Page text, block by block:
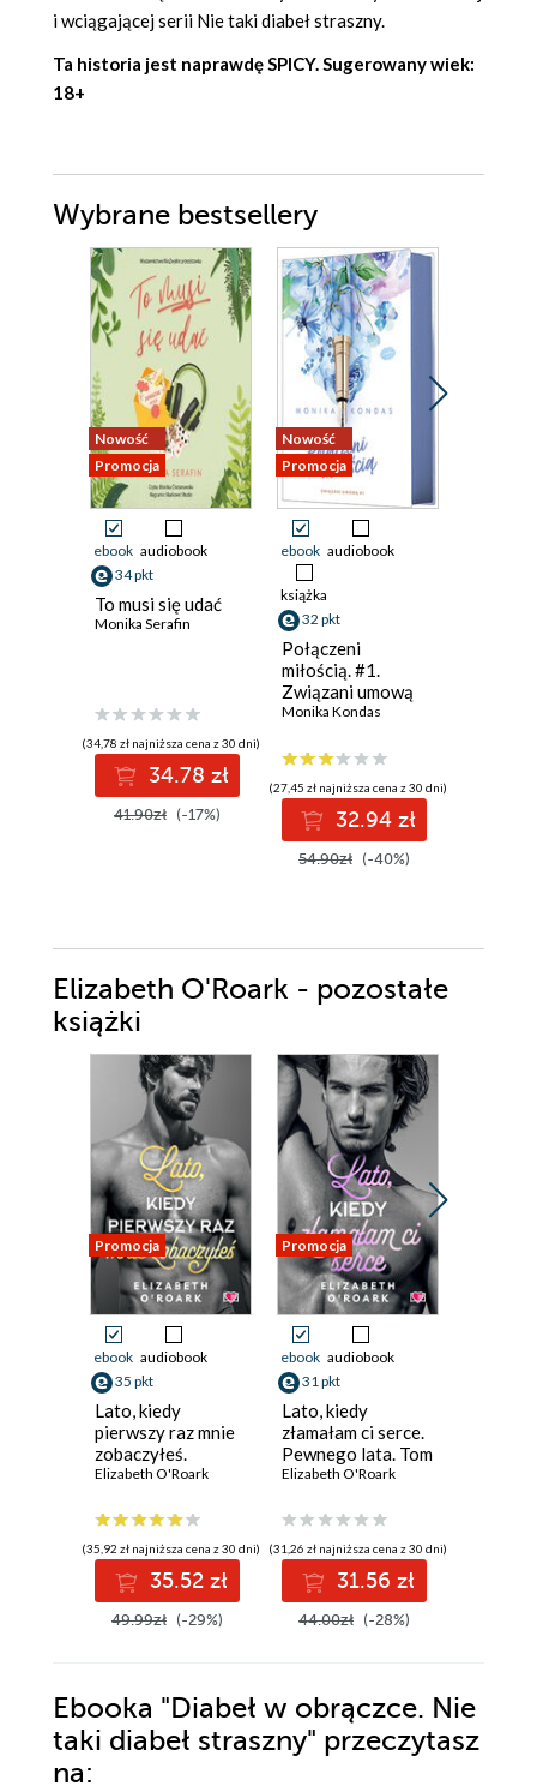
i wciągającej serii Nie taki diabeł straszny.
Ta historia jest naprawdę SPICY. Sugerowany wiek:
18+
Wybrane bestsellery
Nowość
Promocja
ebook audiobook
34 pkt
To musi się udać
Monika Serafin
(34,78 zł najniższa cena z 30 dni)
34.78 zł
41.90zł (-17%)
Nowość
Promocja
ebook audiobook
książka
32 pkt
Połączeni
miłością. #1.
Związani umową
Monika Kondas
(27,45 zł najniższa cena z 30 dni)
32.94 zł
54.90zł (-40%)
Elizabeth O'Roark - pozostałe
książki
Promocja
ebook audiobook
35 pkt
Lato, kiedy
pierwszy raz mnie
zobaczyłeś.
Pewnego lata. Tom
Elizabeth O'Roark
(35,92 zł najniższa cena z 30 dni)
35.52 zł
49.99zł (-29%)
Promocja
ebook audiobook
31 pkt
Lato, kiedy
złamałam ci serce.
Pewnego lata. Tom
4
Elizabeth O'Roark
(31,26 zł najniższa cena z 30 dni)
31.56 zł
44.00zł (-28%)
Ebooka "Diabeł w obrączce. Nie
taki diabeł straszny" przeczytasz
na: